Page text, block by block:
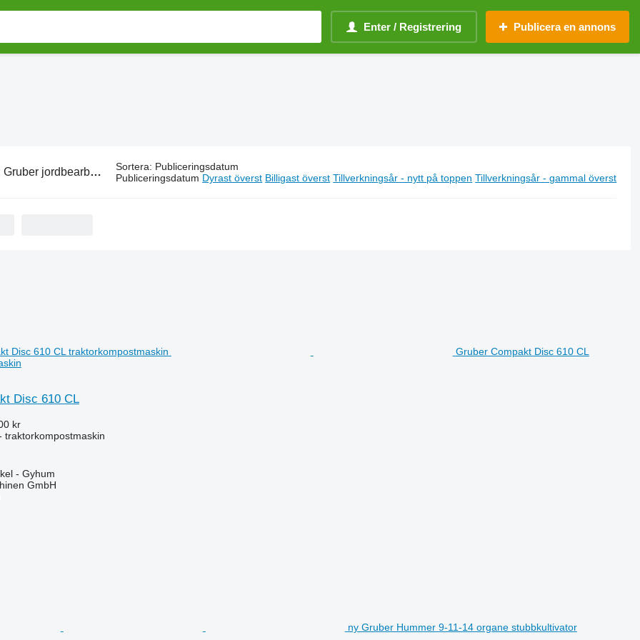
Enter / Registrering Publicera en annons
Gruber jordbearbetning Sortera: Publiceringsdatum
Publiceringsdatum Dyrast överst Billigast överst Tillverkningsår - nytt på toppen Tillverkningsår - gammal överst
Gruber Compakt Disc 610 CL
Disc 610 CL
kr
traktorkompostmaskin
- Gyhum
GmbH
ny Gruber Hummer 9-11-14 organe stubbkultivator